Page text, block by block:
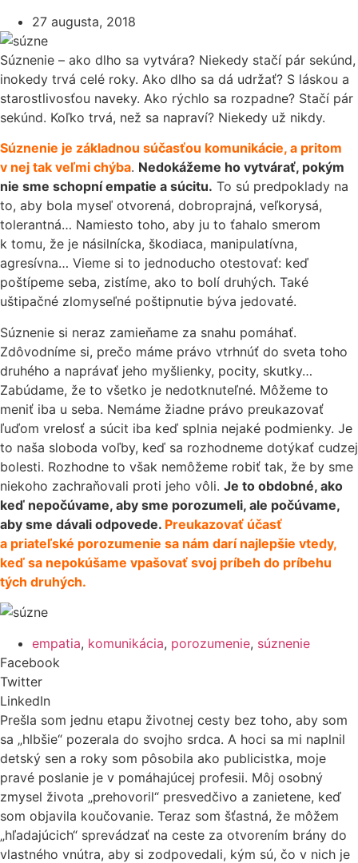
27 augusta, 2018
Súznenie – ako dlho sa vytvára? Niekedy stačí pár sekúnd,
inokedy trvá celé roky. Ako dlho sa dá udržať? S láskou a
starostlivosťou naveky. Ako rýchlo sa rozpadne? Stačí pár
sekúnd. Koľko trvá, než sa napraví? Niekedy už nikdy.
Súznenie je základnou súčasťou komunikácie, a pritom
v nej tak veľmi chýba. Nedokážeme ho vytvárať, pokým
nie sme schopní empatie a súcitu. To sú predpoklady na
to, aby bola myseľ otvorená, dobroprajná, veľkorysá,
tolerantná… Namiesto toho, aby ju to ťahalo smerom
k tomu, že je násilnícka, škodiaca, manipulatívna,
agresívna… Vieme si to jednoducho otestovať: keď
poštípeme seba, zistíme, ako to bolí druhých. Také
uštipačné zlomyseľné poštipnutie býva jedovaté.
Súznenie si neraz zamieňame za snahu pomáhať.
Zdôvodníme si, prečo máme právo vtrhnúť do sveta toho
druhého a naprávať jeho myšlienky, pocity, skutky…
Zabúdame, že to všetko je nedotknuteľné. Môžeme to
meniť iba u seba. Nemáme žiadne právo preukazovať
ľuďom vrelosť a súcit iba keď splnia nejaké podmienky. Je
to naša sloboda voľby, keď sa rozhodneme dotýkať cudzej
bolesti. Rozhodne to však nemôžeme robiť tak, že by sme
niekoho zachraňovali proti jeho vôli. Je to obdobné, ako
keď nepočúvame, aby sme porozumeli, ale počúvame,
aby sme dávali odpovede. Preukazovať účasť
a priateľské porozumenie sa nám darí najlepšie vtedy,
keď sa nepokúšame vpašovať svoj príbeh do príbehu
tých druhých.
empatia, komunikácia, porozumenie, súznenie
Facebook
Twitter
LinkedIn
Prešla som jednu etapu životnej cesty bez toho, aby som
sa „hlbšie“ pozerala do svojho srdca. A hoci sa mi naplnil
detský sen a roky som pôsobila ako publicistka, moje
pravé poslanie je v pomáhajúcej profesii. Môj osobný
zmysel života „prehovoril“ presvedčivo a zanietene, keď
som objavila koučovanie. Teraz som šťastná, že môžem
„hľadajúcich“ sprevádzať na ceste za otvorením brány do
vlastného vnútra, aby si zodpovedali, kým sú, čo v nich je